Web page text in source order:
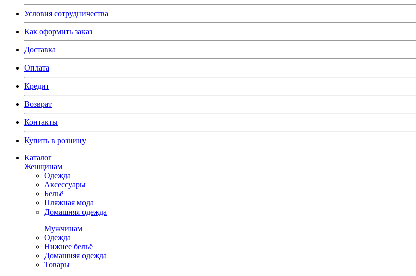
Условия сотрудничества
Как оформить заказ
Доставка
Оплата
Кредит
Возврат
Контакты
Купить в розницу
Каталог
Женщинам
Одежда
Аксессуары
Бельё
Пляжная мода
Домашняя одежда
Мужчинам
Одежда
Нижнее бельё
Домашняя одежда
Товары